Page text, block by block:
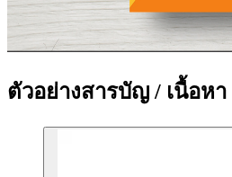
ตัวอย่างสารบัญ / เนื้อหา